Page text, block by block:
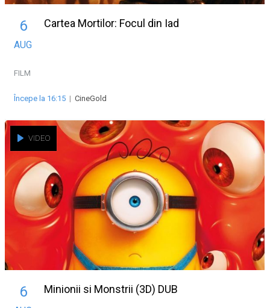
6
AUG
Cartea Mortilor: Focul din Iad
FILM
Începe la 16:15 | CineGold
VIDEO
6 Minionii si Monstrii (3D) DUB